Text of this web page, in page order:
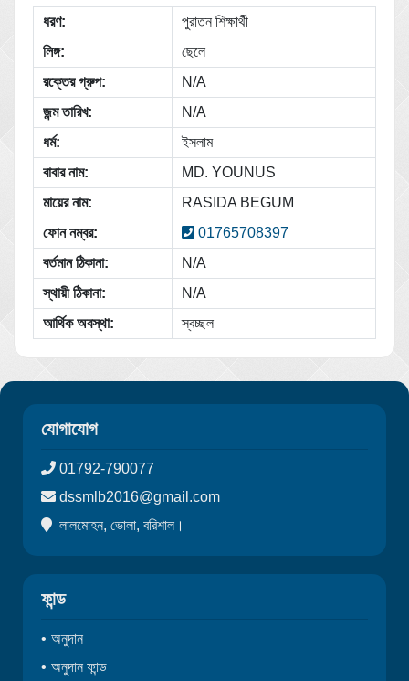
ধরণ:
পুরাতন শিক্ষার্থী
লিঙ্গ:
ছেলে
রক্তের গ্রুপ:
N/A
জন্ম তারিখ:
N/A
ধর্ম:
ইসলাম
বাবার নাম:
MD. YOUNUS
মায়ের নাম:
RASIDA BEGUM
ফোন নম্বর:
01765708397
বর্তমান ঠিকানা:
N/A
স্থায়ী ঠিকানা:
N/A
আর্থিক অবস্থা:
স্বচ্ছল
যোগাযোগ
01792-790077
dssmlb2016@gmail.com
লালমোহন, ভোলা, বরিশাল।
ফান্ড
অনুদান
অনুদান ফান্ড